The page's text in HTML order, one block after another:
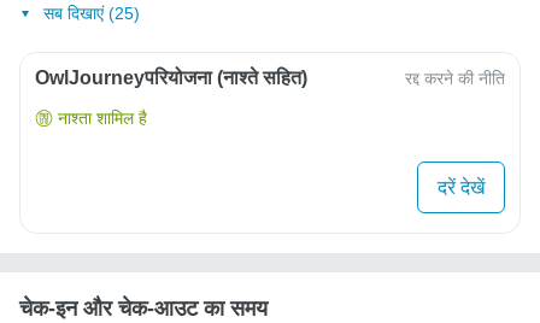
सब दिखाएं (25)
OwlJourneyपरियोजना (नाश्ते सहित) रद्द करने की नीति
नाश्ता शामिल है
दरें देखें
चेक-इन और चेक-आउट का समय